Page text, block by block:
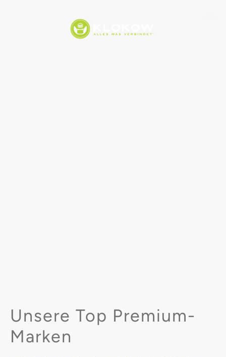
Unsere Top Premium-
Marken